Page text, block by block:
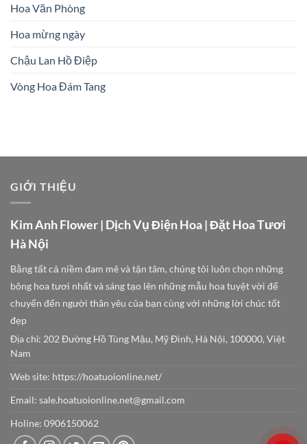
Hoa Văn Phòng
Hoa mừng ngày
Chậu Lan Hồ Điệp
Vòng Hoa Đám Tang
GIỚI THIỆU
Kim Anh Flower | Dịch Vụ Điện Hoa | Đặt Hoa Tươi
Hà Nội
Bằng tất cả niềm đam mê và tận tâm, chúng tôi luôn chọn những
bông hoa tươi nhất và sáng tạo lên những mẫu hoa tuyệt vời để
chuyển đến người thân yêu của bạn cùng với những lời chúc tốt
đẹp
Địa chỉ: 202 Đường Hồ Tùng Mậu, Mỹ Đình, Hà Nội, 100000, Việt
Nam
Web site: https://hoatuoionline.net/
Email: sale.hoatuoionline.net@gmail.com
Holine: 0906150062